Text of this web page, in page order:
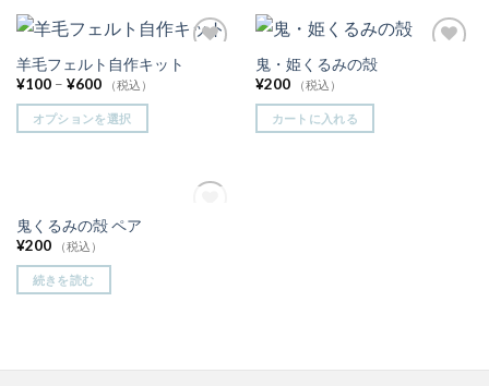
羊毛フェルト自作キット
¥100– ¥600 （税込）
オプションを選択
鬼・姫くるみの殻
¥200 （税込）
カートに入れる
在庫切れ
鬼くるみの殻 ペア
¥200 （税込）
続きを読む